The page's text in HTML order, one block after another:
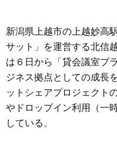
新潟県上越市の上越妙高
サット」を運営する北信
は６日から「貸会議室プ
ジネス拠点としての成長
ットシェアプロジェクト
やドロップイン利用（一
している。